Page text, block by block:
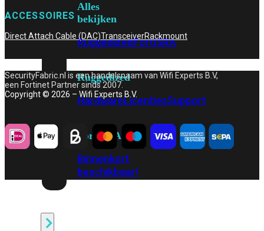
Alles
bekijken
RuggedizedFortiSRA
Ruggedized
HardwareLicentiesSupport
FortiSRA
Binnenkort
beschikbaar!
ACCESSOIRES
Direct Attach Cable (DAC)TransceiverRackmount
SecurityFabric.nl is een handelsnaam van Wifi Experts B.V,
een Fortinet Partner sinds 2007.
Copyright © 2026 – Wifi Experts B.V.